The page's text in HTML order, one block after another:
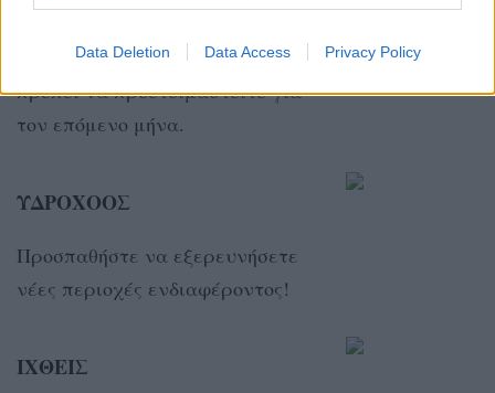
Data Deletion Data Access Privacy Policy
ξοδέψετε υπερβολικά… Θα
πρέπει να προετοιμαστείτε για
τον επόμενο μήνα.
ΥΔΡΟΧΟΟΣ
Προσπαθήστε να εξερευνήσετε
νέες περιοχές ενδιαφέροντος!
ΙΧΘΕΙΣ